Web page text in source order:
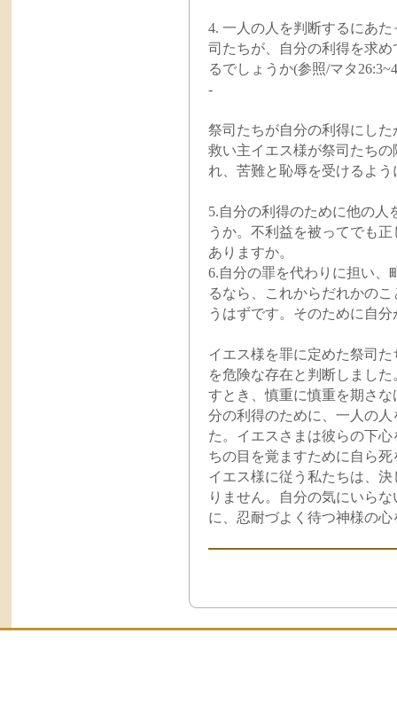
4. 一人の人を判断するにあ
司たちが、自分の利得を求
るでしょうか(参照/マタ
-
祭司たちが自分の利得にし
救い主イエス様が祭司たち
れ、苦難と恥辱を受けるよう
5.自分の利得のために他の人
うか。不利益を被ってでも
ありますか。
6.自分の罪を代わりに担い、
るなら、これからだれかの
うはずです。そのために自
イエス様を罪に定めた祭司
を危険な存在と判断しまし
すとき、慎重に慎重を期さ
分の利得のために、一人の
た。イエスさまは彼らの下
ちの目を覚ますために自ら
イエス様に従う私たちは、
りません。自分の気にいら
に、忍耐づよく待つ神様の